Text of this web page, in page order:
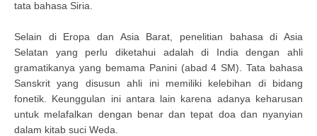
tata bahasa Siria.
Selain di Eropa dan Asia Barat, penelitian bahasa di Asia
Selatan yang perlu diketahui adalah di India dengan ahli
gramatikanya yang bemama Panini (abad 4 SM). Tata bahasa
Sanskrit yang disusun ahli ini memiliki kelebihan di bidang
fonetik. Keunggulan ini antara lain karena adanya keharusan
untuk melafalkan dengan benar dan tepat doa dan nyanyian
dalam kitab suci Weda.